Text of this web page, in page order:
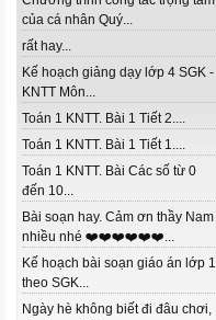
của cá nhân Quý...
rất hay...
Kế hoạch giảng dạy lớp 4 SGK -
KNTT Môn...
Toán 1 KNTT. Bài 1 Tiết 2....
Toán 1 KNTT. Bài 1 Tiết 1....
Toán 1 KNTT. Bài Các số từ 0
đến 10...
Bài soạn hay. Cảm ơn thầy Nam
nhiều nhé ❤️❤️❤️❤️❤️❤️...
Kế hoạch bài soạn giáo án lớp 1
theo SGK...
Ngày hè không biết đi đâu chơi,